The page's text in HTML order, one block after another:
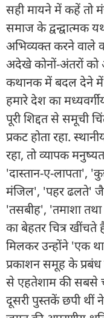
सही मायने में कहें तो
समाज के द्वन्द्वात्मक
अभिव्यक्त करने वाले
अदेखे कोनों-अंतरों
कथानक में बदल देने में
हमारे देश का
पूरी शिद्दत से समूची
प्रकट होता रहा.
रहा, तो व्यापक
'दास्तान-ए-लापता',
मंजिल', 'पहर ढलते'
'तसबीह', 'तमाशा
का बेहतर चित्र
मिलकर उन्होंने 'एक
प्रकाशन समूह के
से एहतेशाम की सबसे
दूसरी पुस्तकें छपी थीं